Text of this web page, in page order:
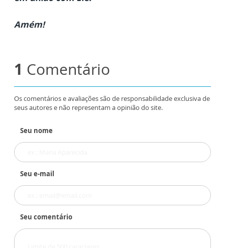
Amém!
1 Comentário
Os comentários e avaliações são de responsabilidade exclusiva de
seus autores e não representam a opinião do site.
Seu nome
Seu e-mail
Seu comentário